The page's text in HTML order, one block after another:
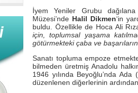
İyem Yeniler Grubu
Müzesi’nde Halil Dikmen‘in
buldu. Özellikle de Hoca Ali
için, toplumsal yaşama
götürmekteki çaba ve
Sanatı topluma empoze
bilmeden üretmiş Anadolu
1946 yılında Beyoğlu’nda
düzenlenen diğerlerinin